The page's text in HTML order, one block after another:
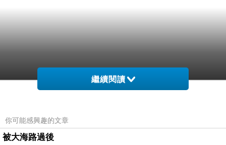
繼續閱讀
你可能感興趣的文章
被大海路過後